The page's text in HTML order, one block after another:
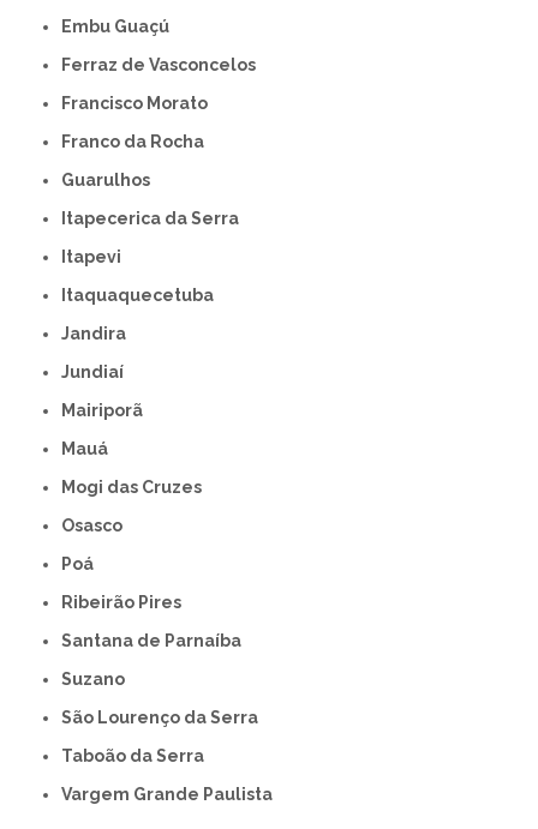
Embu Guaçú
Ferraz de Vasconcelos
Francisco Morato
Franco da Rocha
Guarulhos
Itapecerica da Serra
Itapevi
Itaquaquecetuba
Jandira
Jundiaí
Mairiporã
Mauá
Mogi das Cruzes
Osasco
Poá
Ribeirão Pires
Santana de Parnaíba
Suzano
São Lourenço da Serra
Taboão da Serra
Vargem Grande Paulista